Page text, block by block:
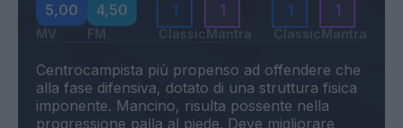
5,00
MV
4,50
FM
1
Classic
1
Mantra
1
Classic
1
Mantra
Centrocampista più propenso ad offendere che
alla fase difensiva, dotato di una struttura fisica
imponente. Mancino, risulta possente nella
progressione palla al piede. Deve migliorare